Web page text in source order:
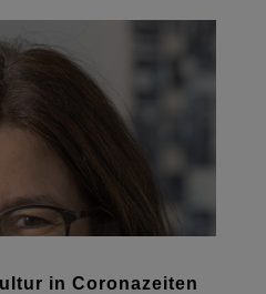
in Coronazeiten